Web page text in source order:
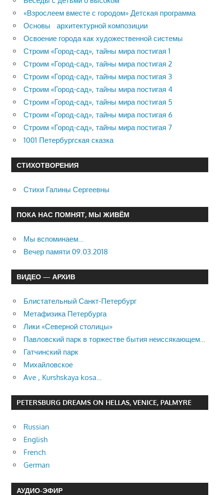
«Взрослеем вместе с городом» Детская программа
Основы архитектурной композиции
Освоение города как художественной системы
Строим «Город-сад», тайны мира постигая 1
Строим «Город-сад», тайны мира постигая 2
Строим «Город-сад», тайны мира постигая 3
Строим «Город-сад», тайны мира постигая 4
Строим «Город-сад», тайны мира постигая 5
Строим «Город-сад», тайны мира постигая 6
Строим «Город-сад», тайны мира постигая 7
1001 Петербургская сказка
СТИХОТВОРЕНИЯ
Стихи Галины Сергеевны
ПОКА НАС ПОМНЯТ, МЫ ЖИВЁМ
Мы вспоминаем…
Вечер памяти 09.03.2018
ВИДЕО — АРХИВ
Блистательный Санкт-Петербург
Метафизика Петербурга
Лики «Северной столицы»
Павловский парк в торжестве бытия неиссякающем…
Гатчинский парк
Михайловское
Ave , Kurshskaya kosa…
PETERSBURG DREAMS ON HELLAS, VENICE, PALMYRE
Russian
English
French
German
АУДИО-ЭФИР